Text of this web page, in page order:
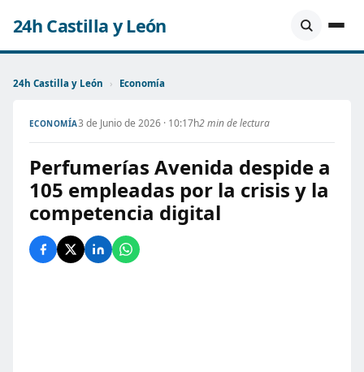
24h Castilla y León
24h Castilla y León › Economía
ECONOMÍA3 de Junio de 2026 · 10:17h2 min de lectura
Perfumerías Avenida despide a
105 empleadas por la crisis y la
competencia digital